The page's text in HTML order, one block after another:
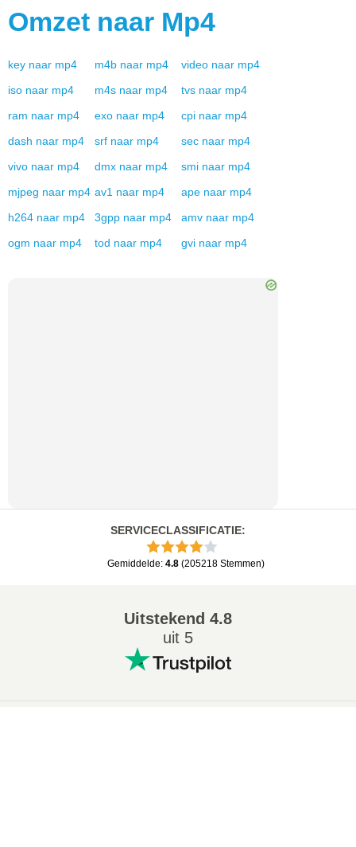
Omzet naar Mp4
key naar mp4 m4b naar mp4 video naar mp4
iso naar mp4 m4s naar mp4 tvs naar mp4
ram naar mp4 exo naar mp4 cpi naar mp4
dash naar mp4 srf naar mp4 sec naar mp4
vivo naar mp4 dmx naar mp4 smi naar mp4
mjpeg naar mp4 av1 naar mp4 ape naar mp4
h264 naar mp4 3gpp naar mp4 amv naar mp4
ogm naar mp4 tod naar mp4 gvi naar mp4
SERVICECLASSIFICATIE:
Gemiddelde: 4.8 (205218 Stemmen)
Uitstekend 4.8
uit 5